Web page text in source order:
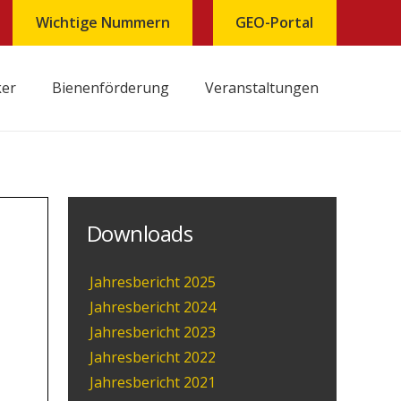
Wichtige Nummern GEO-Portal
Bienenförderung Veranstaltungen
Downloads
Jahresbericht 2025
Jahresbericht 2024
Jahresbericht 2023
Jahresbericht 2022
Jahresbericht 2021